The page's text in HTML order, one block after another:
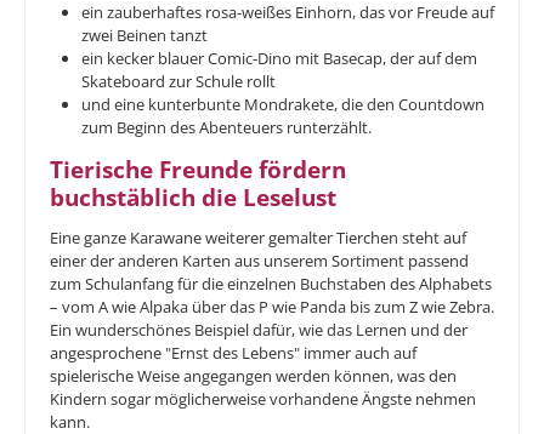
ein zauberhaftes rosa-weißes Einhorn, das vor Freude auf
zwei Beinen tanzt
ein kecker blauer Comic-Dino mit Basecap, der auf dem
Skateboard zur Schule rollt
und eine kunterbunte Mondrakete, die den Countdown
zum Beginn des Abenteuers runterzählt.
Tierische Freunde fördern
buchstäblich die Leselust
Eine ganze Karawane weiterer gemalter Tierchen steht auf
einer der anderen Karten aus unserem Sortiment passend
zum Schulanfang für die einzelnen Buchstaben des Alphabets
– vom A wie Alpaka über das P wie Panda bis zum Z wie Zebra.
Ein wunderschönes Beispiel dafür, wie das Lernen und der
angesprochene "Ernst des Lebens" immer auch auf
spielerische Weise angegangen werden können, was den
Kindern sogar möglicherweise vorhandene Ängste nehmen
kann.